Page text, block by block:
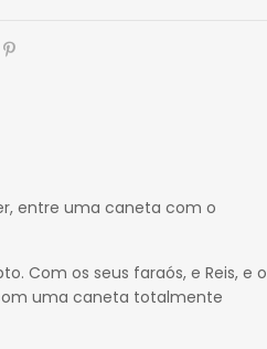
entre uma caneta com o
Com os seus faraós, e Reis, e o
uma caneta totalmente